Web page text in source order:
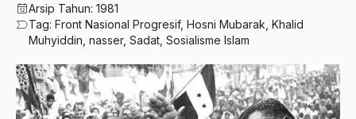
Arsip Tahun: 1981
Tag: Front Nasional Progresif, Hosni Mubarak Khalid
Muhyiddin nasser, Sadat Sosialisme Islam
660 – Ilmu Seni, Desain dan Media
710 – Ilmu Pendidikan
900 – Rumpun Ilmu Lainnya
2021
2020
2019
2018
A. Yani
A.A. Baramudi
A.A. Navis
A.H Nasution